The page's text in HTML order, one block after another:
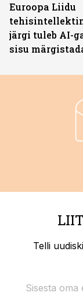
Euroopa Liidu
järgi tuleb AI-
sisu
Telli